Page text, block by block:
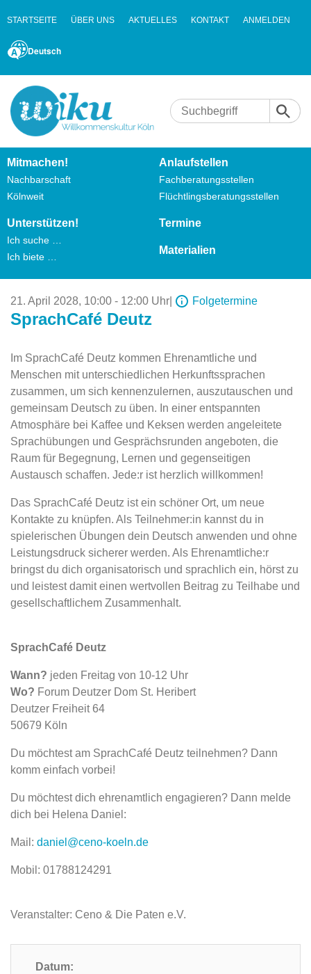
STARTSEITE ÜBER UNS AKTUELLES KONTAKT ANMELDEN
Deutsch
Mitmachen!
Nachbarschaft
Kölnweit
Anlaufstellen
Fachberatungsstellen
Flüchtlingsberatungsstellen
Unterstützen!
Ich suche …
Ich biete …
Termine
Materialien
21. April 2028, 10:00 - 12:00 Uhr Folgetermine
SprachCafé Deutz
Im SprachCafé Deutz kommen Ehrenamtliche und
Menschen mit unterschiedlichen Herkunftssprachen
zusammen, um sich kennenzulernen, auszutauschen und
gemeinsam Deutsch zu üben. In einer entspannten
Atmosphäre bei Kaffee und Keksen werden angeleitete
Sprachübungen und Gesprächsrunden angeboten, die
Raum für Begegnung, Lernen und gegenseitigen
Austausch schaffen. Jede:r ist herzlich willkommen!
Das SprachCafé Deutz ist ein schöner Ort, um neue
Kontakte zu knüpfen. Als Teilnehmer:in kannst du in
spielerischen Übungen dein Deutsch anwenden und ohne
Leistungsdruck sicherer werden. Als Ehrenamtliche:r
bringst du dich organisatorisch und sprachlich ein, hörst zu
und leistest damit einen wertvollen Beitrag zu Teilhabe und
gesellschaftlichem Zusammenhalt.
SprachCafé Deutz
Wann? jeden Freitag von 10-12 Uhr
Wo? Forum Deutzer Dom St. Heribert
Deutzer Freiheit 64
50679 Köln
Du möchtest am SprachCafé Deutz teilnehmen? Dann
komm einfach vorbei!
Du möchtest dich ehrenamtlich engagieren? Dann melde
dich bei Helena Daniel:
Mail: daniel@ceno-koeln.de
Mobil: 01788124291
Veranstalter: Ceno & Die Paten e.V.
Datum: